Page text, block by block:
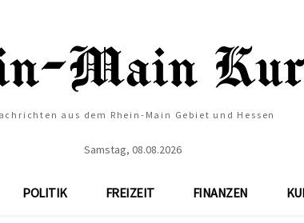
aus dem Rhein-Main Gebiet und Hessen
Samstag, 08.08.2026
POLITIK FREIZEIT FINANZEN